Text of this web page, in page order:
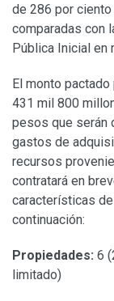
de 286 por
comparadas con
Pública Inicial en
El monto
431 mil 800
pesos que serán
gastos de
recursos
contratará en
características
continuación:
Propiedades: 6
limitado)